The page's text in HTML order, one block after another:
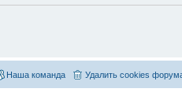
Удалить cookies
Наша команда